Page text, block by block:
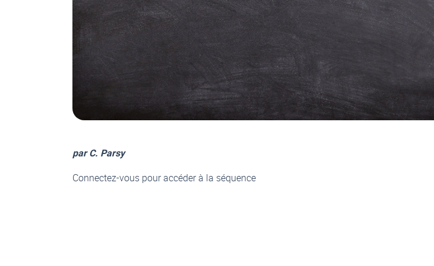
par C. Parsy
Connectez-vous pour accéder à la séquence